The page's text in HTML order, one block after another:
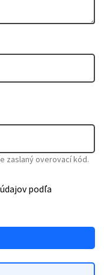
zaslaný overovací kód.
podľa